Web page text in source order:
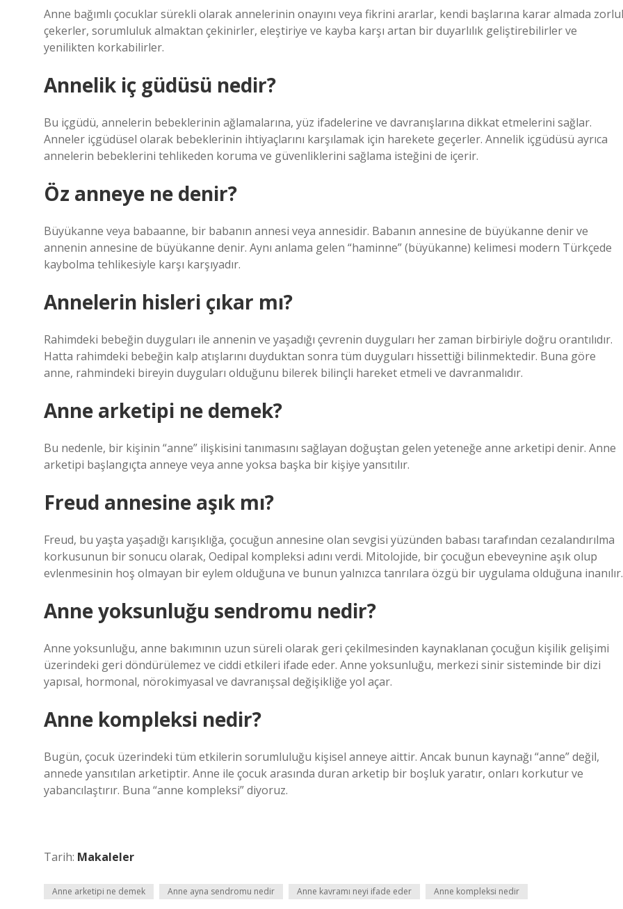
Anne bağımlı çocuklar sürekli olarak annelerinin onayını veya fikrini ararlar, kendi başlarına karar almada
çekerler, sorumluluk almaktan çekinirler, eleştiriye ve kayba karşı artan bir duyarlılık geliştirebilirler ve
yenilikten korkabilirler.
Annelik iç güdüsü nedir?
Bu içgüdü, annelerin bebeklerinin ağlamalarına, yüz ifadelerine ve davranışlarına dikkat etmelerini sağlar.
Anneler içgüdüsel olarak bebeklerinin ihtiyaçlarını karşılamak için harekete geçerler. Annelik içgüdüsü ayrıca
annelerin bebeklerini tehlikeden koruma ve güvenliklerini sağlama isteğini de içerir.
Öz anneye ne denir?
Büyükanne veya babaanne, bir babanın annesi veya annesidir. Babanın annesine de büyükanne denir ve
annenin annesine de büyükanne denir. Aynı anlama gelen “haminne” (büyükanne) kelimesi modern Türkçede
kaybolma tehlikesiyle karşı karşıyadır.
Annelerin hisleri çıkar mı?
Rahimdeki bebeğin duyguları ile annenin ve yaşadığı çevrenin duyguları her zaman birbiriyle doğru orantılıdır.
Hatta rahimdeki bebeğin kalp atışlarını duyduktan sonra tüm duyguları hissettiği bilinmektedir. Buna göre
anne, rahmindeki bireyin duyguları olduğunu bilerek bilinçli hareket etmeli ve davranmalıdır.
Anne arketipi ne demek?
Bu nedenle, bir kişinin “anne” ilişkisini tanımasını sağlayan doğuştan gelen yeteneğe anne arketipi denir. Anne
arketipi başlangıçta anneye veya anne yoksa başka bir kişiye yansıtılır.
Freud annesine aşık mı?
Freud, bu yaşta yaşadığı karışıklığa, çocuğun annesine olan sevgisi yüzünden babası tarafından cezalandırılma
korkusunun bir sonucu olarak, Oedipal kompleksi adını verdi. Mitolojide, bir çocuğun ebeveynine aşık olup
evlenmesinin hoş olmayan bir eylem olduğuna ve bunun yalnızca tanrılara özgü bir uygulama olduğuna inanılır.
Anne yoksunluğu sendromu nedir?
Anne yoksunluğu, anne bakımının uzun süreli olarak geri çekilmesinden kaynaklanan çocuğun kişilik gelişimi
üzerindeki geri döndürülemez ve ciddi etkileri ifade eder. Anne yoksunluğu, merkezi sinir sisteminde bir dizi
yapısal, hormonal, nörokimyasal ve davranışsal değişikliğe yol açar.
Anne kompleksi nedir?
Bugün, çocuk üzerindeki tüm etkilerin sorumluluğu kişisel anneye aittir. Ancak bunun kaynağı “anne” değil,
annede yansıtılan arketiptir. Anne ile çocuk arasında duran arketip bir boşluk yaratır, onları korkutur ve
yabancılaştırır. Buna “anne kompleksi” diyoruz.
Tarih: Makaleler
Anne arketipi ne demek Anne ayna sendromu nedir Anne kavramı neyi ifade eder Anne kompleksi nedir